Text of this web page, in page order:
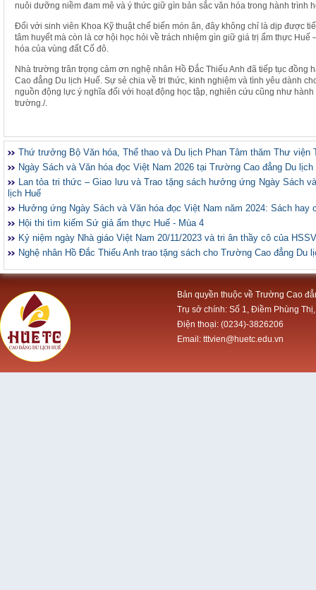
nuôi dưỡng niềm đam mê và ý thức giữ gìn bản sắc văn hóa trong hành trình
Đối với sinh viên Khoa Kỹ thuật chế biến món ăn, đây không chỉ là dịp được
tâm huyết mà còn là cơ hội học hỏi về trách nhiệm gìn giữ giá trị ẩm thực Huế
hóa của vùng đất Cố đô.
Nhà trường trân trọng cảm ơn nghệ nhân Hồ Đắc Thiếu Anh đã tiếp tục đồng
Cao đẳng Du lịch Huế. Sự sẻ chia về tri thức, kinh nghiệm và tình yêu dành
nguồn động lực ý nghĩa đối với hoạt động học tập, nghiên cứu cũng như
trường./.
Thứ trưởng Bộ Văn hóa, Thể thao và Du lịch Phan Tâm thăm Thư viện
Ngày Sách và Văn hóa đọc Việt Nam 2026 tại Trường Cao đẳng Du lịch
Lan tỏa tri thức – Giao lưu và Trao tặng sách hưởng ứng Ngày Sách
lịch Huế
Hưởng ứng Ngày Sách và Văn hóa đọc Việt Nam năm 2024: Sách hay
Hội thi tìm kiếm Sứ giả ẩm thực Huế - Mùa 4
Kỷ niệm ngày Nhà giáo Việt Nam 20/11/2023 và tri ân thầy cô của
Nghệ nhân Hồ Đắc Thiếu Anh trao tặng sách cho Trường Cao đẳng Du
Bản quyền thuộc về Trường Cao
Trụ sở chính: Số 1, Điềm Phùng
Điện thoại: (0234)-3826206
Email: tttvien@huetc.edu.vn